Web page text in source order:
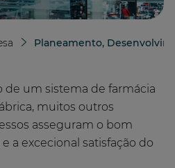
Planeamento,
de um sistema de farmácia
muitos outros
asseguram o bom
a excecional satisfação do